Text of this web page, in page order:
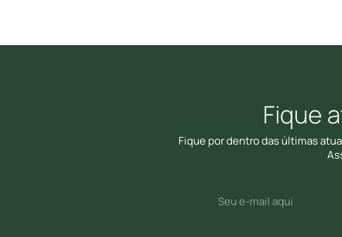
Fique
Fique por dentro das últimas
mail